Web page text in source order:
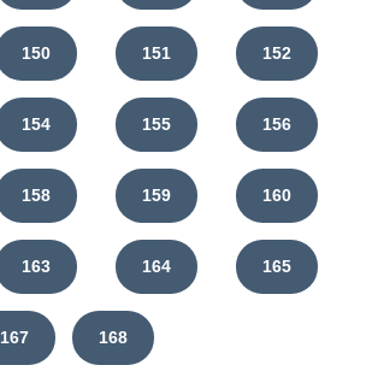
150 151 152
154 155 156
158 159 160
163 164 165
167 168